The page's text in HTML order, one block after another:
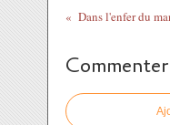
Dans l'enfer du